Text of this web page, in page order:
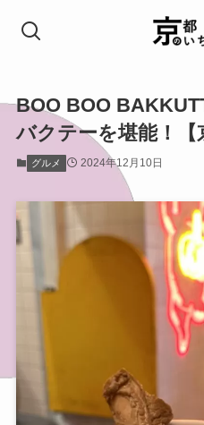
BOO BOO
バクテーを堪能！【
グルメ 2024年12月10日